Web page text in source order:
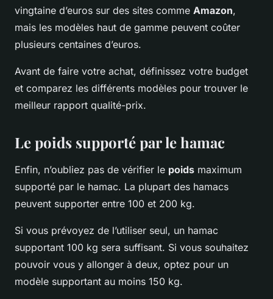
vingtaine d’euros sur des sites comme Amazon,
mais les modèles haut de gamme peuvent coûter
plusieurs centaines d’euros.
Avant de faire votre achat, définissez votre budget
et comparez les différents modèles pour trouver le
meilleur rapport qualité-prix.
Le poids supporté par le hamac
Enfin, n’oubliez pas de vérifier le poids maximum
supporté par le hamac. La plupart des hamacs
peuvent supporter entre 100 et 200 kg.
Si vous prévoyez de l’utiliser seul, un hamac
supportant 100 kg sera suffisant. Si vous souhaitez
pouvoir vous y allonger à deux, optez pour un
modèle supportant au moins 150 kg.